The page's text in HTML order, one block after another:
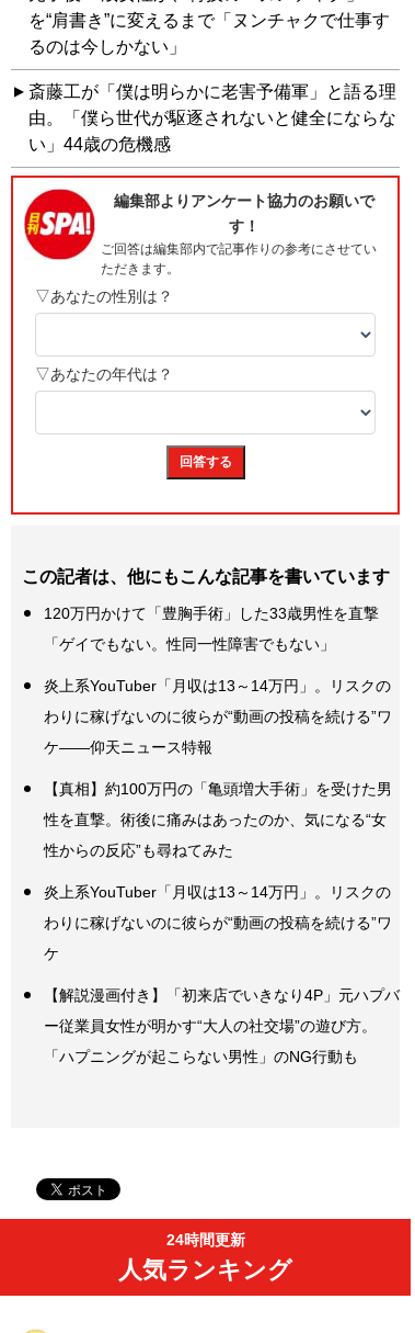
を“肩書き”に変えるまで「ヌンチャクで仕事す
るのは今しかない」
斎藤工が「僕は明らかに老害予備軍」と語る理
由。「僕ら世代が駆逐されないと健全にならな
い」44歳の危機感
この記者は、他にもこんな記事を書いています
120万円かけて「豊胸手術」した33歳男性を直撃
「ゲイでもない。性同一性障害でもない」
炎上系YouTuber「月収は13～14万円」。リスクの
わりに稼げないのに彼らが“動画の投稿を続ける”ワ
ケ――仰天ニュース特報
【真相】約100万円の「亀頭増大手術」を受けた男
性を直撃。術後に痛みはあったのか、気になる“女
性からの反応”も尋ねてみた
炎上系YouTuber「月収は13～14万円」。リスクの
わりに稼げないのに彼らが“動画の投稿を続ける”ワ
ケ
【解説漫画付き】「初来店でいきなり4P」元ハプバ
ー従業員女性が明かす“大人の社交場”の遊び方。
「ハプニングが起こらない男性」のNG行動も
24時間更新
人気ランキング